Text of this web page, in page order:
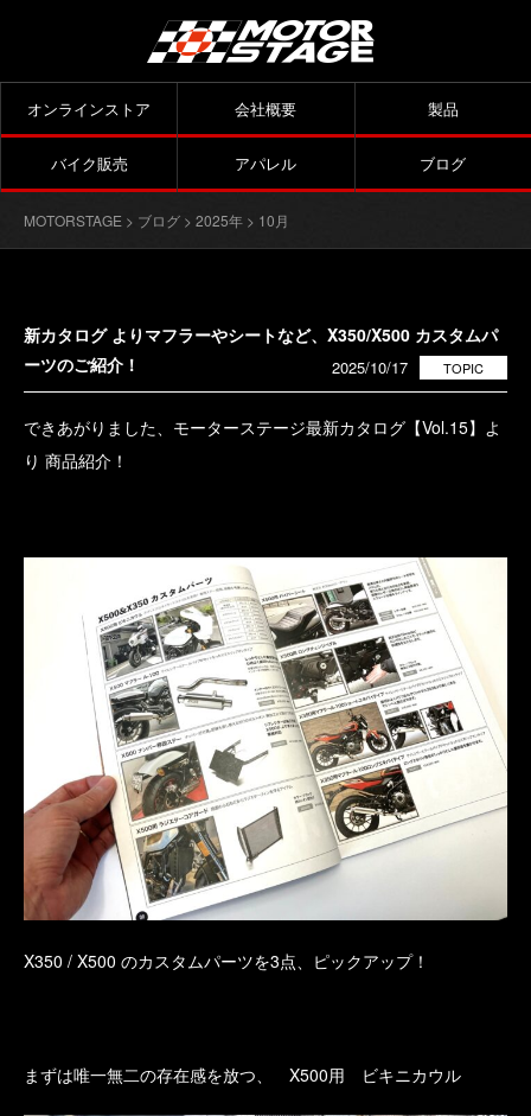
オンラインストア 会社概要 製品
バイク販売 アパレル ブログ
MOTORSTAGE > ブログ > 2025年 > 10月
新カタログ よりマフラーやシートなど、X350/X500 カスタムパ
ーツのご紹介！
TOPIC
2025/10/17
できあがりました、モーターステージ最新カタログ【Vol.15】よ
り 商品紹介！
X350 / X500 のカスタムパーツを3点、ピックアップ！
まずは唯一無二の存在感を放つ、 X500用 ビキニカウル